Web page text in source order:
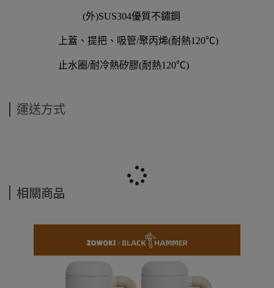
(外)SUS304優質不鏽鋼
上蓋、提把、吸管/聚丙烯(耐熱120℃)
止水圈/耐冷熱矽膠(耐熱120℃)
運送方式
相關商品